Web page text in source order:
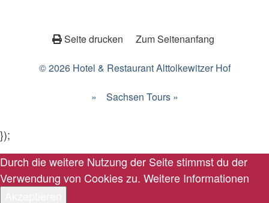
Seite drucken Zum Seitenanfang
© 2026 Hotel & Restaurant Alttolkewitzer Hof
» Sachsen Tours »
});
Durch die weitere Nutzung der Seite stimmst du der
Verwendung von Cookies zu. Weitere Informationen